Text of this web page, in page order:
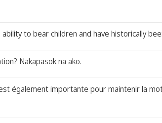
to bear children and have historically
Nakapasok na ako.
également importante pour maintenir la